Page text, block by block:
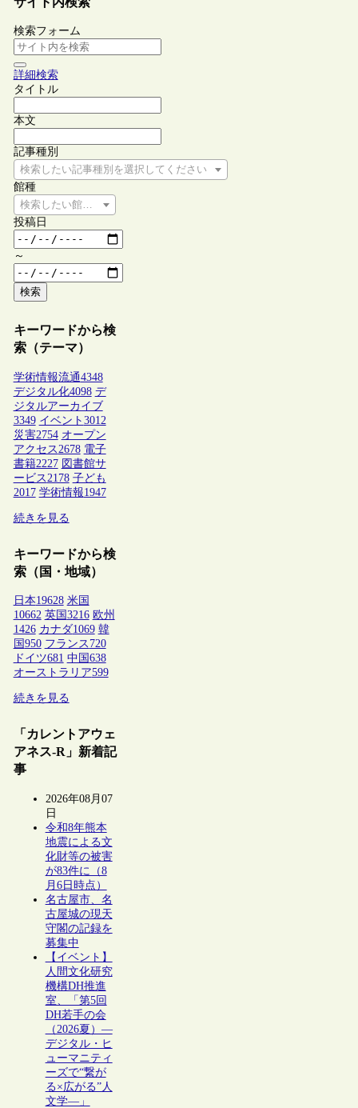
検索フォーム
詳細検索
タイトル
本文
記事種別
検索したい記事種別を選択してください
館種
検索したい館種を選択してください
投稿日
～
検索
キーワードから検
索（テーマ）
学術情報流通4348
デジタル化4098 デ
ジタルアーカイブ
3349 イベント 3012
災害2754 オープン
アクセス 2678 電子
書籍2227 図書館サ
ービス 2178 子ども
2017 学術情報1947
続きを見る
キーワードから検
索（国・地域）
日本19628 米国
10662 英国 3216 欧州
1426 カナダ1069 韓
国 950 フランス 720
ドイツ681 中国 638
オーストラリア599
続きを見る
「カレントアウェ
アネス-R」新着記
事
2026年08月07
日
令和8年熊本
地震による文
化財等の被害
が83件に（8
月6日時点）
名古屋市、名
古屋城の現天
守閣の記録を
募集中
【イベント】
人間文化研究
機構DH推進
室、「第5回
DH若手の会
（2026夏）―
デジタル・ヒ
ューマニティ
ーズで“繋が
る×広がる”人
文学―」